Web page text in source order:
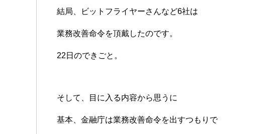
結局、ビットフライヤーさんなど6社は
業務改善命令を頂戴したのです。
22日のできごと。
そして、目に入る内容から思うに
基本、金融庁は業務改善命令を出すつもりで